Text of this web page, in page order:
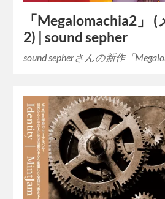
「Megalomachia2」
2) | sound sepher
sound sepherさんの新作「